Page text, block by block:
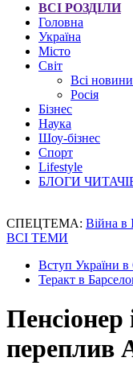
ВСІ РОЗДІЛИ
Головна
Україна
Місто
Світ
Всі новини
Росія
Бізнес
Наука
Шоу-бізнес
Спорт
Lifestyle
БЛОГИ
СПЕЦТЕМА: Війна в
ВСІ ТЕМИ
Вступ України
Теракт в
Пенсіонер
переплив